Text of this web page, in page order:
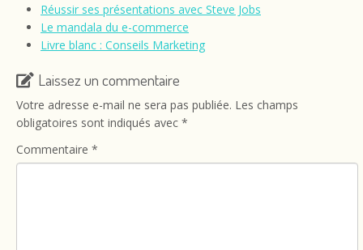
Réussir ses présentations avec Steve Jobs
Le mandala du e-commerce
Livre blanc : Conseils Marketing
Laissez un commentaire
Votre adresse e-mail ne sera pas publiée. Les champs
obligatoires sont indiqués avec *
Commentaire *